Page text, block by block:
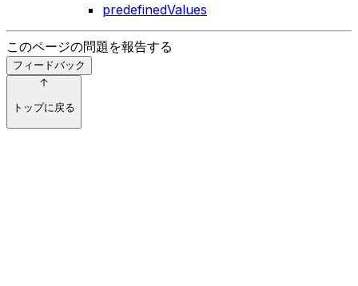
predefinedValues
このページの問題を報告する
フィードバック
トップに戻る